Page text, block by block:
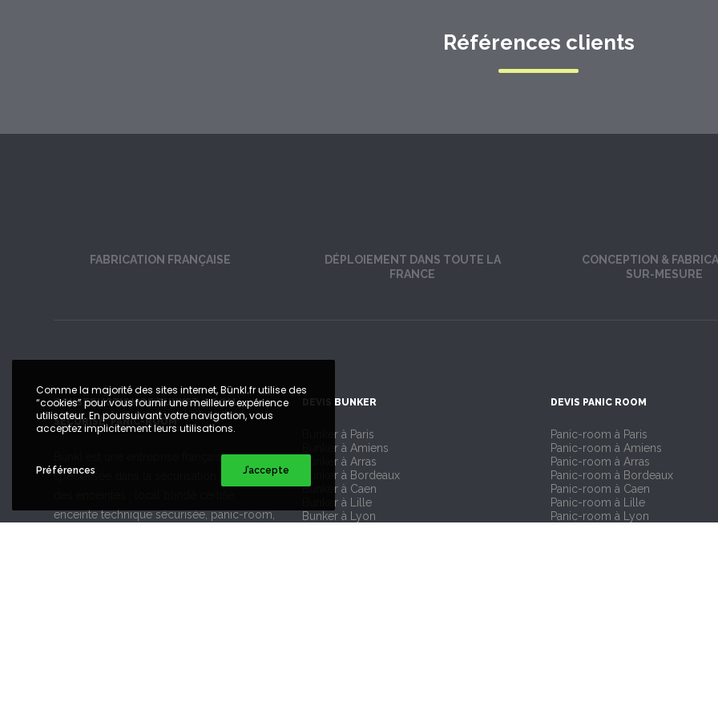
Références clients
FABRICATION FRANÇAISE
DÉPLOIEMENT DANS TOUTE LA
FRANCE
CONCEPTION &
SUR-MESURE
CONSTRUCTION DE BUNKER, LOCAL
SÉCURISÉ, PANIC-ROOM
Bünkl est une entreprise française
spécialisée dans la sécurisation physique
enceinte technique sécurisée, panic-room,
DEVIS BUNKER
Bunker à Paris
Bunker à Amiens
Bunker à Arras
Bunker à Bordeaux
Bunker à Caen
Bunker à Lille
Bunker à Lyon
DEVIS PANIC ROOM
Panic-room à Paris
Panic-room à Amiens
Panic-room à Arras
Panic-room à Bordeaux
Panic-room à Caen
Panic-room à Lille
Panic-room à Lyon
Comme la majorité des sites internet, Bünkl.fr utilise des
“cookies” pour vous fournir une meilleure expérience
utilisateur. En poursuivant votre navigation, vous
acceptez implicitement leurs utilisations.
Préférences J’accepte